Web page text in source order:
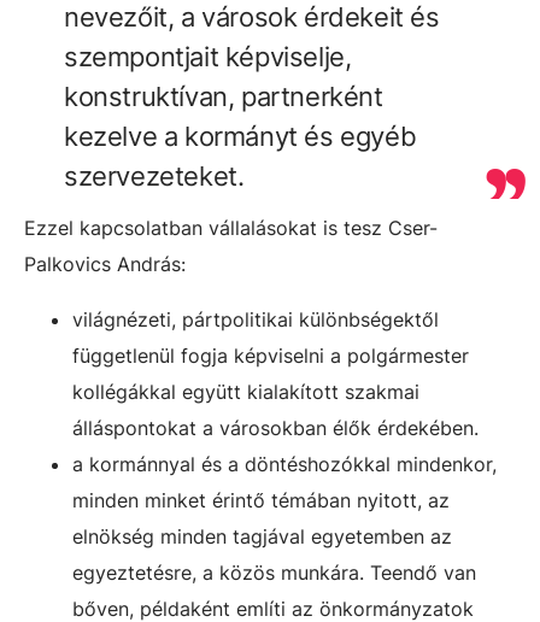
nevezőit, a városok érdekeit és
szempontjait képviselje,
konstruktívan, partnerként
kezelve a kormányt és egyéb
szervezeteket.
Ezzel kapcsolatban vállalásokat is tesz Cser-
Palkovics András:
világnézeti, pártpolitikai különbségektől
függetlenül fogja képviselni a polgármester
kollégákkal együtt kialakított szakmai
álláspontokat a városokban élők érdekében.
a kormánnyal és a döntéshozókkal mindenkor,
minden minket érintő témában nyitott, az
elnökség minden tagjával egyetemben az
egyeztetésre, a közös munkára. Teendő van
bőven, példaként említi az önkormányzatok